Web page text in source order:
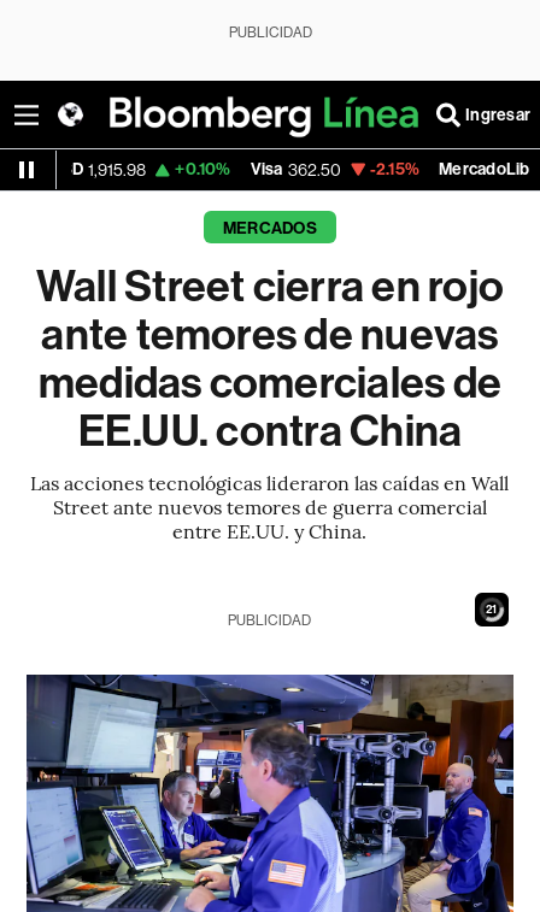
PUBLICIDAD
Ingresar
+0.10% Visa 362.50 -2.15% MercadoLibre 1,821.795 -
MERCADOS
Wall Street cierra en rojo
ante temores de nuevas
medidas comerciales de
EE.UU. contra China
Las acciones tecnológicas lideraron las caídas en Wall
Street ante nuevos temores de guerra comercial
entre EE.UU. y China.
19
PUBLICIDAD